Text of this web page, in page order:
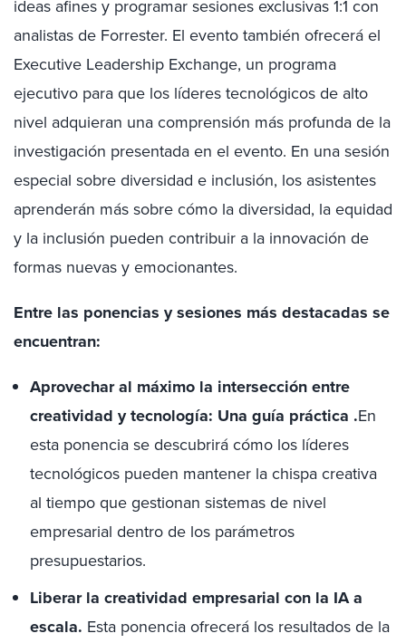
ideas afines y programar sesiones exclusivas 1:1 con
analistas de Forrester. El evento también ofrecerá el
Executive Leadership Exchange, un programa
ejecutivo para que los líderes tecnológicos de alto
nivel adquieran una comprensión más profunda de la
investigación presentada en el evento. En una sesión
especial sobre diversidad e inclusión, los asistentes
aprenderán más sobre cómo la diversidad, la equidad
y la inclusión pueden contribuir a la innovación de
formas nuevas y emocionantes.
Entre las ponencias y sesiones más destacadas se
encuentran:
Aprovechar al máximo la intersección entre
creatividad y tecnología: Una guía práctica .En
esta ponencia se descubrirá cómo los líderes
tecnológicos pueden mantener la chispa creativa
al tiempo que gestionan sistemas de nivel
empresarial dentro de los parámetros
presupuestarios.
Liberar la creatividad empresarial con la IA a
escala. Esta ponencia ofrecerá los resultados de la